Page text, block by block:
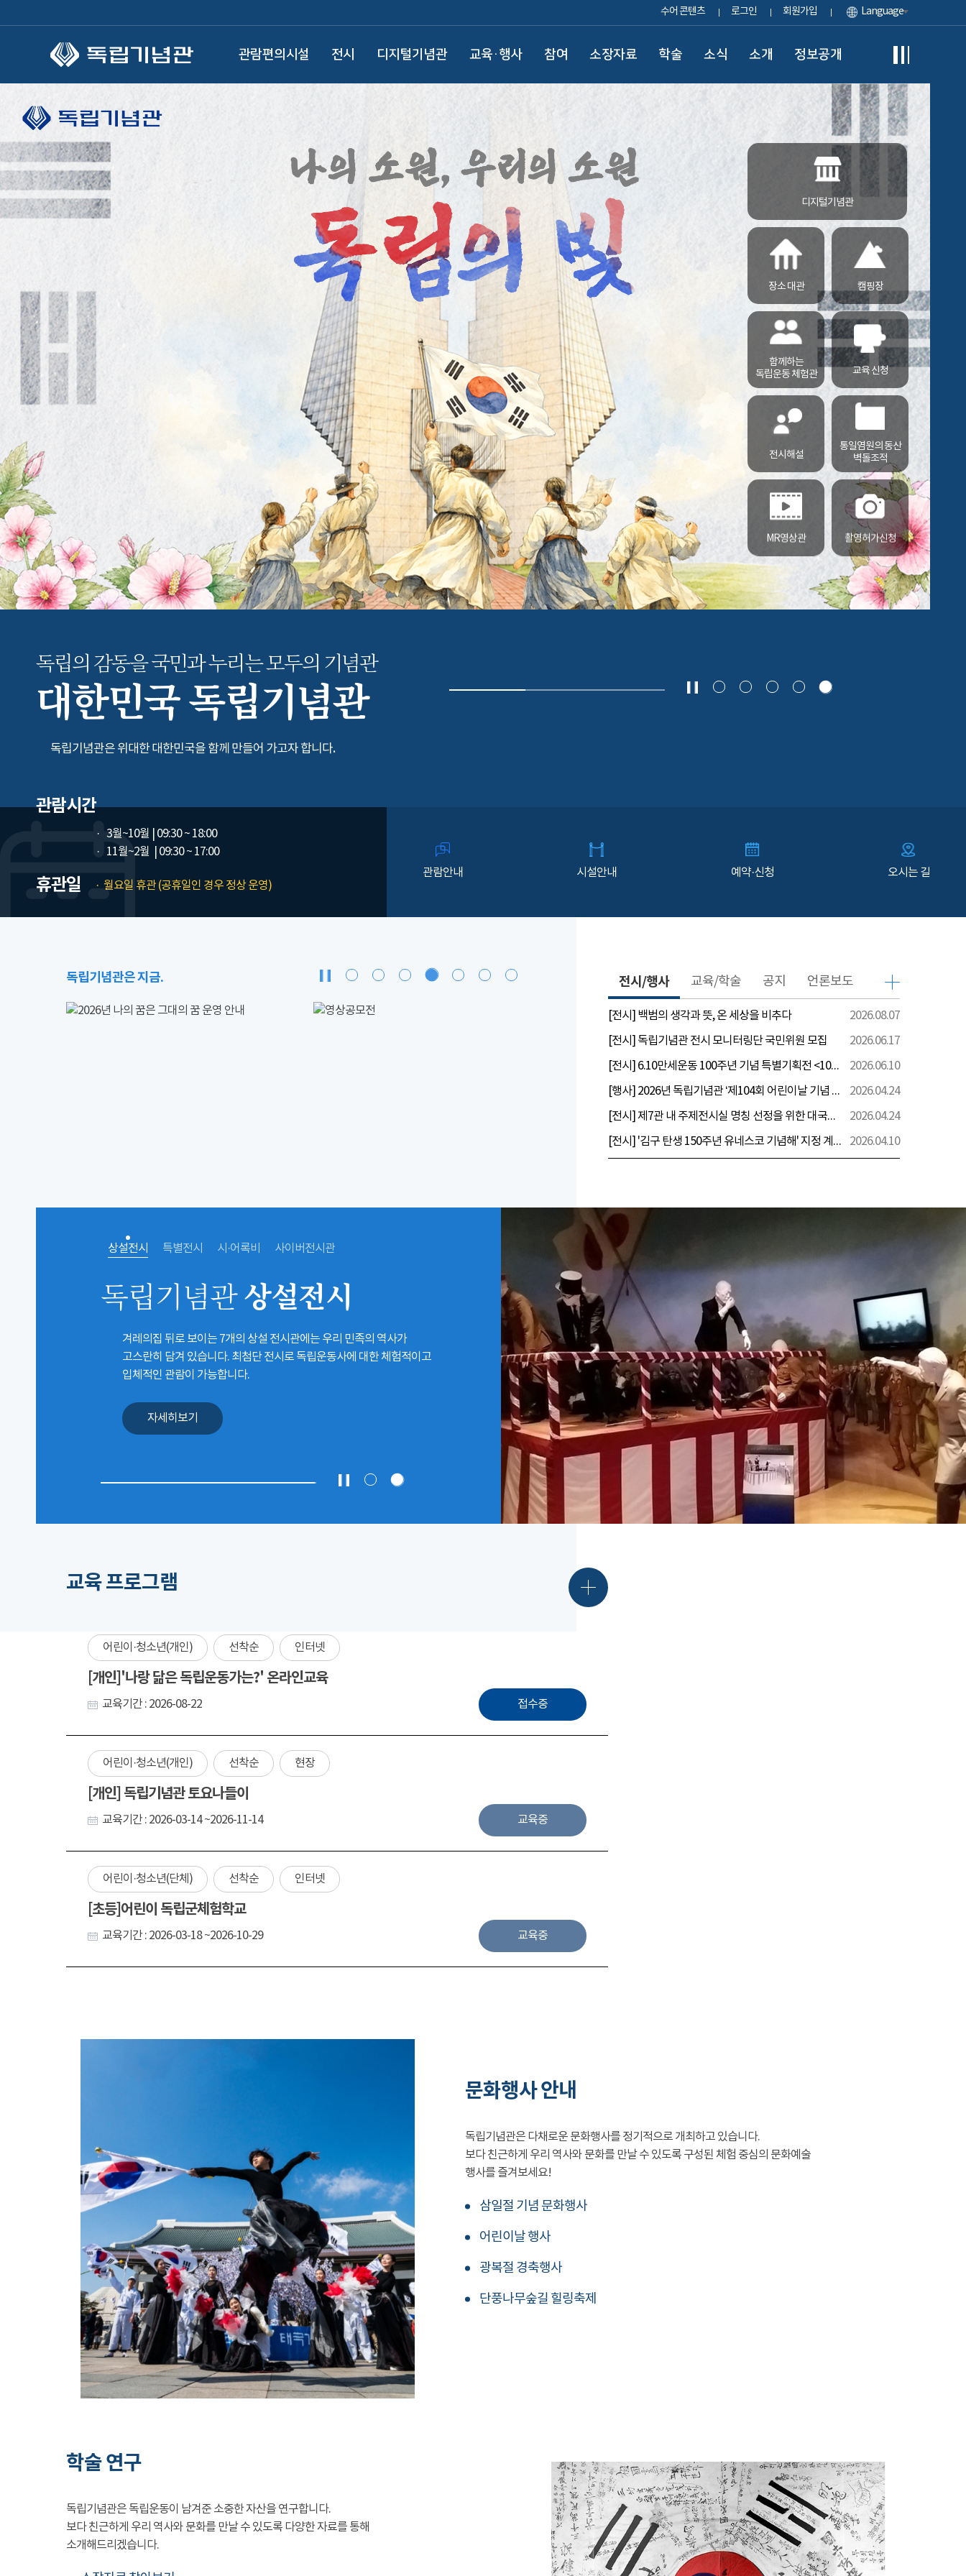
수어 콘텐츠 로그인 회원가입 Language
관람편의시설 전시 디지털기념관 교육·행사 참여 소장자료 학술 소식 소개 정보공개
디지털기념관
장소 대관 캠핑장
함께하는
독립운동 체험관
교육 신청
전시해설
통일염원의 동산
벽돌조적
MR영상관 촬영허가신청
독립의 감동을 국민과 누리는모두의 기념관
대한민국 독립기념관
독립기념관은 위대한 대한민국을 함께 만들어 가고자 합니다.
관람시간
3월~10월
| 09:30 ~ 18:00
11월~2월
| 09:30 ~ 17:00
휴관일 월요일 휴관 (공휴일인 경우 정상 운영)
관람안내 시설안내 예약·신청 오시는 길
독립기념관은 지금. 전시/행사
[전시] 백범의 생각과 뜻, 온 세상을 비추다
2026.08.07
[전시] 독립기념관 전시 모니터링단 국민위원 모집
2026.06.17
[전시] 6.10만세운동 100주년 기념 특별기획전 <100년 전 그날을 보다: 6.10만세운동>
2026.06.10
[행사] 2026년 독립기념관 ‘제104회 어린이날 기념 행사’ 안내
2026.04.24
[전시] 제7관 내 주제전시실 명칭 선정을 위한 대국민 의견 수렴 실시
2026.04.24
[전시] '김구 탄생 150주년 유네스코 기념해' 지정 계기 AI영상 국민공모 개최 안내
2026.04.10
교육/학술 공지 언론보도
상설전시 특별전시 시·어록비 사이버전시관
독립기념관상설전시
겨레의집 뒤로 보이는 7개의 상설 전시관에는 우리 민족의 역사가
고스란히 담겨 있습니다. 최첨단 전시로 독립운동사에 대한 체험적이고
입체적인 관람이 가능합니다.
자세히보기
교육 프로그램
어린이·청소년(개인) 선착순 인터넷
[개인]'나랑 닮은 독립운동가는?' 온라인교육
교육기간 : 2026-08-22 접수중
어린이·청소년(개인) 선착순 현장
[개인] 독립기념관 토요나들이
교육기간 : 2026-03-14 ~2026-11-14 교육중
어린이·청소년(단체) 선착순 인터넷
[초등]어린이 독립군체험학교
교육기간 : 2026-03-18 ~2026-10-29 교육중
문화행사 안내
독립기념관은 다채로운 문화행사를 정기적으로 개최하고 있습니다.
보다 친근하게 우리 역사와 문화를 만날 수 있도록 구성된 체험 중심의 문화예술
행사를 즐겨보세요!
삼일절 기념 문화행사
어린이날 행사
광복절 경축행사
단풍나무숲길 힐링축제
학술 연구
독립기념관은 독립운동이 남겨준 소중한 자산을 연구합니다.
보다 친근하게 우리 역사와 문화를 만날 수 있도록 다양한 자료를 통해
소개해드리겠습니다.